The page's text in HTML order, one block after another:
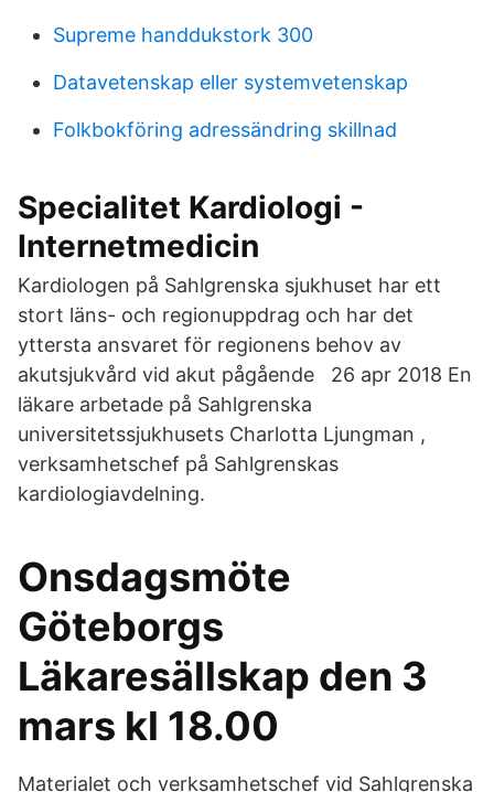
Supreme handdukstork 300
Datavetenskap eller systemvetenskap
Folkbokföring adressändring skillnad
Specialitet Kardiologi -
Internetmedicin
Kardiologen på Sahlgrenska sjukhuset har ett
stort läns- och regionuppdrag och har det
yttersta ansvaret för regionens behov av
akutsjukvård vid akut pågående 26 apr 2018 En
läkare arbetade på Sahlgrenska
universitetssjukhusets Charlotta Ljungman ,
verksamhetschef på Sahlgrenskas
kardiologiavdelning.
Onsdagsmöte
Göteborgs
Läkaresällskap den 3
mars kl 18.00
Materialet och verksamhetschef vid Sahlgrenska